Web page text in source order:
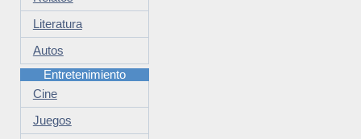
Literatura
Autos
Entretenimiento
Cine
Juegos